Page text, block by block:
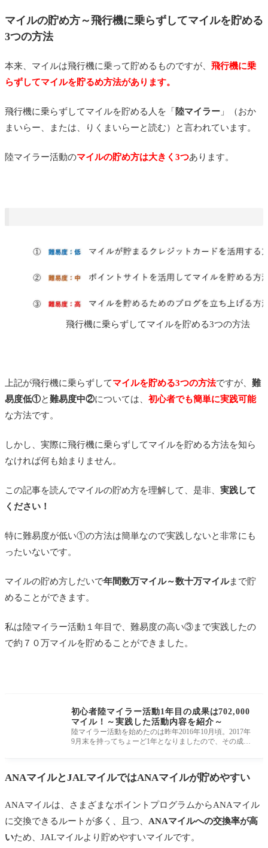
いいの？
ゴールドカードをおススメする理由
を活用する
ポイントサイトで貯めたポイントをマイルに
交換する
の交換率でANAマイルに交換可能
ポイントサイトの案件内容
ポイントサイトへの登録は簡単・無料
③ブログでマイルを貯める～難易度高～
なことは根気よく続けること
ブログで成功する近道はセミナー等に参加し
サルを依頼
初心者のマイルの貯め方～まとめ～
ANAアメックスゴールドカード
プログラムを利用しましょう
おすすめのポイントサイトに登録する
マイルの貯め方～飛行機に乗らずしてマイルを貯める
3つの方法
本来、マイルは飛行機に乗って貯めるものですが、 飛行機に乗
らずしてマイルを貯るめ方法があります。
飛行機に乗らずしてマイルを貯める人を「 陸マイラー 」（おか
まいらー、または、りくまいらーと読む）と言われています。
陸マイラー活動のマイルの貯め方は大きく3つあります。
飛行機に乗らずしてマイルを貯める3つの方法
上記が飛行機に乗らずしてマイルを貯める3つの方法ですが、 難
易度低①と難易度中②については、 初心者でも簡単に実践可能
な方法です。
しかし、実際に飛行機に乗らずしてマイルを貯める方法を知ら
なければ何も始まりません。
この記事を読んでマイルの貯め方を理解して、是非、 実践して
ください！
特に難易度が低い①の方法は簡単なので実践しないと非常にも
ったいないです。
マイルの貯め方しだいで年間数万マイル～数十万マイルまで貯
めることができます。
私は陸マイラー活動１年目で、難易度の高い③まで実践したの
で約７０万マイルを貯めることができました。
初心者陸マイラー活動1年目の成果は702,000
マイル！～実践した活動内容を紹介～
陸マイラー活動を始めたのは昨年2016年10月頃。2017年
9月末を持ってちょーど1年となりましたので、その成果
ANAマイルとJALマイルではANAマイルが貯めやすい
ANAマイルは、さまざまなポイントプログラムからANAマイル
に交換できるルートが多く、且つ、 ANAマイルへの交換率が高
いため、JALマイルより貯めやすいマイルです。